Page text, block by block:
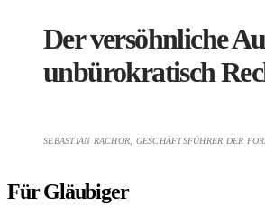
Der versöhnliche
unbürokratisch
SEBASTIAN RACHOR, GESCHÄFTSFÜHRER DER
Für Gläubiger